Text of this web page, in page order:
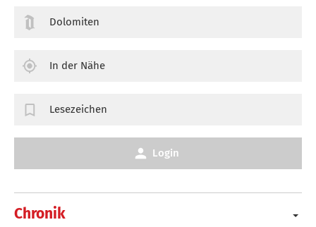
Chronik
Dolomiten
In der Nähe
Lesezeichen
Login